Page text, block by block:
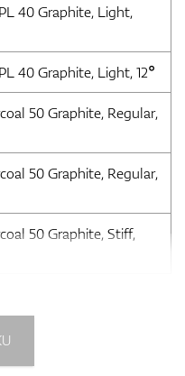
40 Graphite, Light,
40 Graphite, Light, 12°
50 Graphite, Regular,
50 Graphite, Regular,
50 Graphite, Stiff,